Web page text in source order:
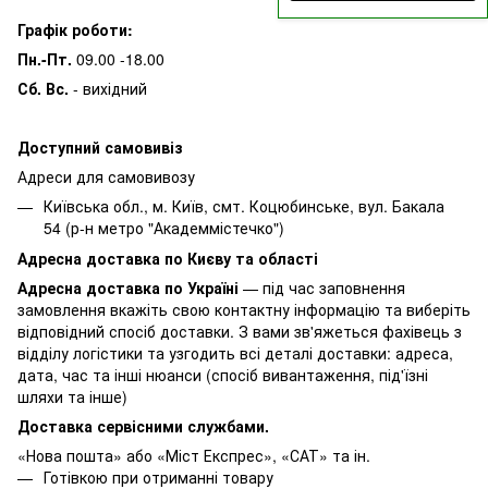
Графік роботи:
Пн.-Пт. 09.00 -18.00
Сб. Вс. - вихідний
Доступний самовивіз
Адреси для самовивозу
Київська обл., м. Київ, смт. Коцюбинське, вул. Бакала
54 (р-н метро "Академмістечко")
Адресна доставка по Києву та області
Адресна доставка по Україні — під час заповнення
замовлення вкажіть свою контактну інформацію та виберіть
відповідний спосіб доставки. З вами зв'яжеться фахівець з
відділу логістики та узгодить всі деталі доставки: адреса,
дата, час та інші нюанси (спосіб вивантаження, під'їзні
шляхи та інше)
Доставка сервісними службами.
«Нова пошта» або «Міст Експрес», «САТ» та ін.
Готівкою при отриманні товару